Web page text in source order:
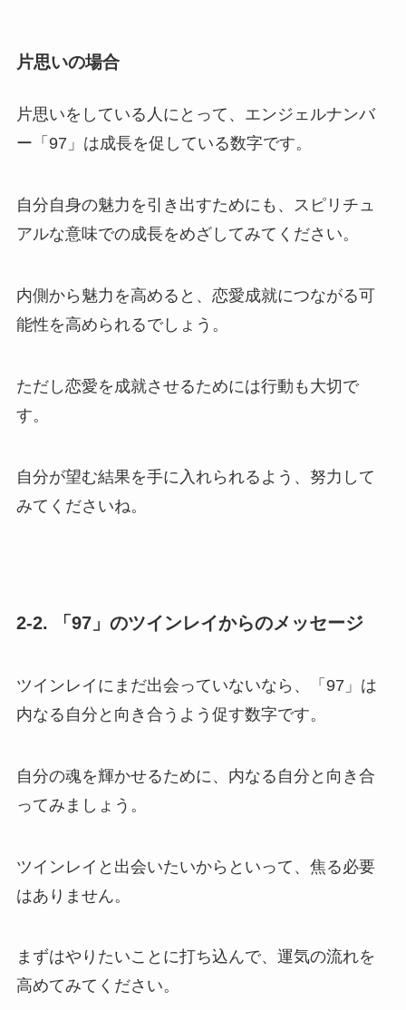
片思いの場合
片思いをしている人にとって、エンジェルナンバ
ー「97」は成長を促している数字です。
自分自身の魅力を引き出すためにも、スピリチュ
アルな意味での成長をめざしてみてください。
内側から魅力を高めると、恋愛成就につながる可
能性を高められるでしょう。
ただし恋愛を成就させるためには行動も大切で
す。
自分が望む結果を手に入れられるよう、努力して
みてくださいね。
2-2. 「97」のツインレイからのメッセージ
ツインレイにまだ出会っていないなら、「97」は
内なる自分と向き合うよう促す数字です。
自分の魂を輝かせるために、内なる自分と向き合
ってみましょう。
ツインレイと出会いたいからといって、焦る必要
はありません。
まずはやりたいことに打ち込んで、運気の流れを
高めてみてください。